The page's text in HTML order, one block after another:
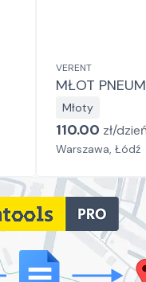
VERENT
MŁOT
Młoty
110.00 zł/
Warszawa, Łódź